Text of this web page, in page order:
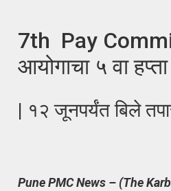
7th Pay
आयोगाचा ५ वा
| १२ जूनपर्यंत बिले
Pune PMC News – (The